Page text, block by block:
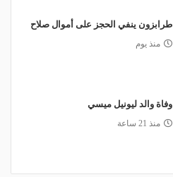
طرابزون ينفي الحجز على أموال صلاح
منذ يوم
وفاة والد ليونيل ميسي
منذ 21 ساعة